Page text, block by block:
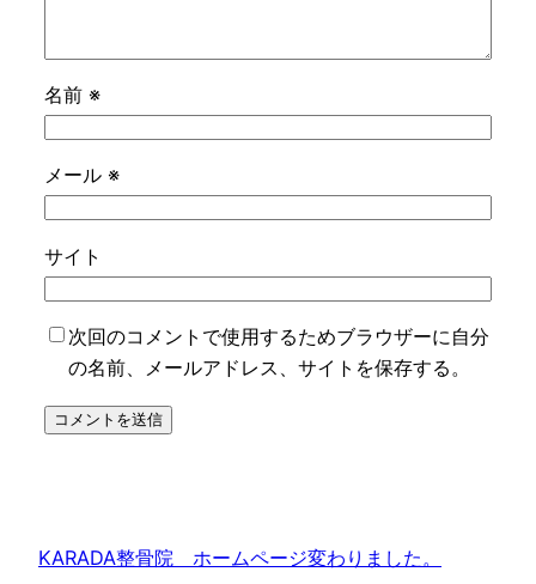
名前 ※
メール ※
サイト
次回のコメントで使用するためブラウザーに自分
の名前、メールアドレス、サイトを保存する。
KARADA整骨院 ホームページ変わりました。